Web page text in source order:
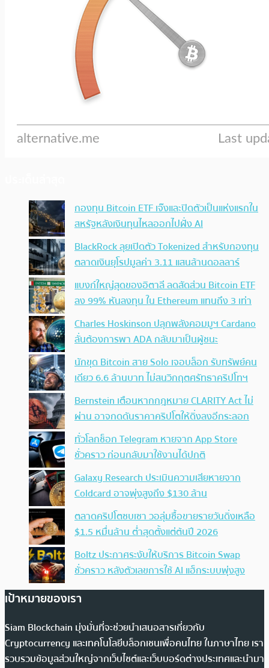
กองทุน Bitcoin ETF เจ๊งและปิดตัวเป็นแห่งแรกใน
สหรัฐหลังเงินทุนไหลออกไปฝั่ง AI
BlackRock ลุยเปิดตัว Tokenized สำหรับกองทุน
ตลาดเงินยุโรปมูลค่า 3.11 แสนล้านดอลลาร์
แบงก์ใหญ่สุดของอิตาลี ลดสัดส่วน Bitcoin ETF
ลง 99% หันลงทุน ใน Ethereum แทนถึง 3 เท่า
Charles Hoskinson ปลุกพลังคอมมูฯ Cardano
ลั่นต้องการพา ADA กลับมาเป็นผู้ชนะ
นักขุด Bitcoin สาย Solo เจอบล็อก รับทรัพย์คน
เดียว 6.6 ล้านบาท ไม่สนวิกฤตศรัทธาคริปโทฯ
Bernstein เตือนหากกฎหมาย CLARITY Act ไม่
ผ่าน อาจกดดันราคาคริปโตให้ดิ่งลงอีกระลอก
ทั่วโลกช็อก Telegram หายจาก App Store
ชั่วคราว ก่อนกลับมาใช้งานได้ปกติ
Galaxy Research ประเมินความเสียหายจาก
Coldcard อาจพุ่งสูงถึง $130 ล้าน
ตลาดคริปโตซบเซา วอลุ่มซื้อขายรายวันดิ่งเหลือ
$1.5 หมื่นล้าน ต่ำสุดตั้งแต่ต้นปี 2026
Boltz ประกาศระงับให้บริการ Bitcoin Swap
ชั่วคราว หลังตัวเลขการใช้ AI แฮ็กระบบพุ่งสูง
เป้าหมายของเรา
Siam Blockchain มุ่งมั่นที่จะช่วยนำเสนอสารเกี่ยวกับ
Cryptocurrency และเทคโนโลยีบล็อกเชนเพื่อคนไทย ในภาษาไทย เรา
รวบรวมข้อมูลส่วนใหญ่จากเว็บไซต์และเว็บบอร์ดต่างประเทศและนำมา